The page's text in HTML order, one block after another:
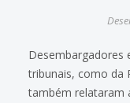
Desembargadores
tribunais, como da
também relataram